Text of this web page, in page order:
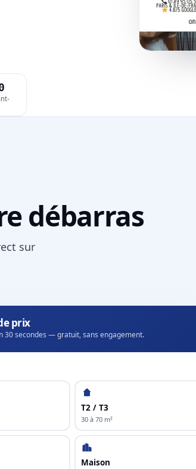
débarras
sur
prix
30 secondes — gratuit, sans engagement.
T2 / T3
30 à 70 m²
Maison